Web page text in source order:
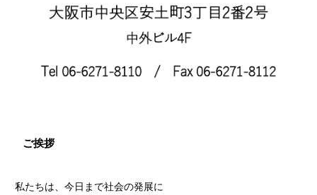
ご挨拶
私たちは、今日まで社会の発展に